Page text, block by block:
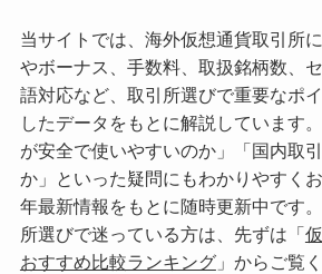
当サイトでは、海外仮想通貨取引所
やボーナス、手数料、取扱銘柄数、
語対応など、取引所選びで重要なポ
したデータをもとに解説しています
が安全で使いやすいのか」「国内取
か」といった疑問にもわかりやすく
年最新情報をもとに随時更新中です
所選びで迷っている方は、先ずは「
おすすめ比較ランキング」からご覧く